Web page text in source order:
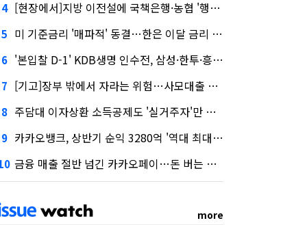
4 [현장에서]지방 이전설에 국책은행·농협 '행동파'…금감원 '신중모드'
5 미 기준금리 '매파적' 동결…한은 이달 금리 향방은?
6 '본입찰 D-1' KDB생명 인수전, 삼성·한투·흥국 셈법은?
7 [기고]장부 밖에서 자라는 위험…사모대출 시장과 AI
8 주담대 이자상환 소득공제도 '실거주자'만 가능
9 카카오뱅크, 상반기 순익 3280억 '역대 최대'…"캐피탈, 자산 1조원 이상"
금융 매출 절반 넘긴 카카오페이…돈 버는 구조 달라졌다
more